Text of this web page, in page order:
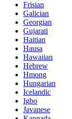
Frisian
Galician
Georgian
Gujarati
Haitian
Hausa
Hawaiian
Hebrew
Hmong
Hungarian
Icelandic
Igbo
Javanese